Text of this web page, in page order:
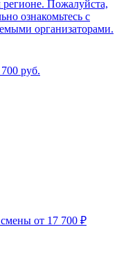
регионе. Пожалуйста,
ознакомьтесь с
организаторами.
руб.
от 17 700 ₽